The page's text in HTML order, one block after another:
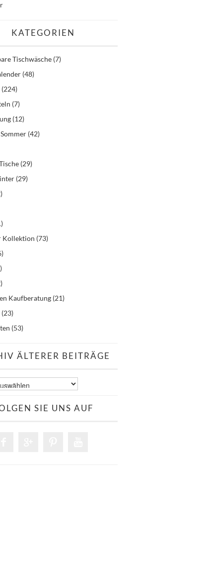
KATEGORIEN
Tischwäsche (7)
(48)
(224)
(7)
(12)
(42)
(29)
(29)
Kollektion (73)
Kaufberatung (21)
(23)
(53)
ÄLTERER BEITRÄGE
SIE UNS AUF